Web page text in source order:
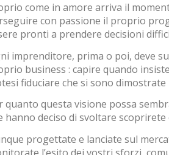
come in amore arriva il
con passione il proprio
pronti a prendere decisioni
imprenditore, prima o poi, deve
business : capire quando
fiduciare che si sono
quanto questa visione possa
hanno deciso di svoltare
progettate e lanciate sul